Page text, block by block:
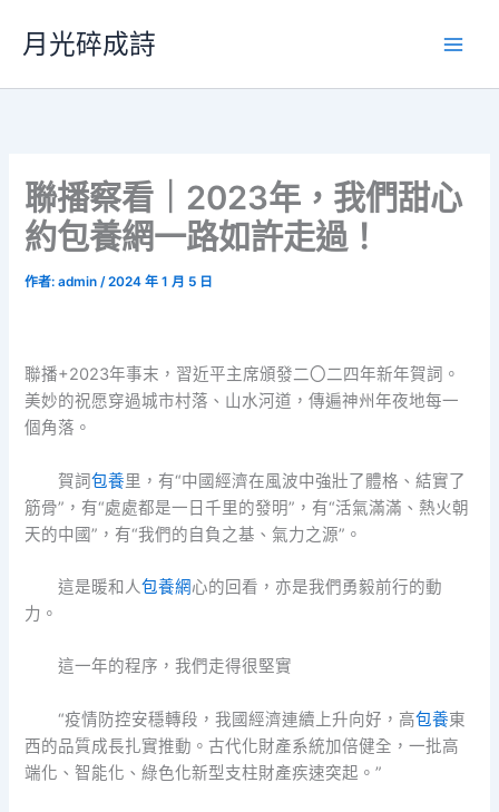
要
月光碎成詩
聯播察看｜2023年，我們甜心
約包養網一路如許走過！
作者:admin/2024 年 1 月 5 日
聯播+2023年事末，習近平主席頒發二〇二四年新年賀詞。
美妙的祝愿穿過城市村落、山水河道，傳遍神州年夜地每一
個角落。
賀詞包養里，有“中國經濟在風波中強壯了體格、結實了
筋骨”，有“處處都是一日千里的發明”，有“活氣滿滿、熱火朝
天的中國”，有“我們的自負之基、氣力之源”。
這是暖和人包養網心的回看，亦是我們勇毅前行的動
力。
這一年的程序，我們走得很堅實
“疫情防控安穩轉段，我國經濟連續上升向好，高包養東
西的品質成長扎實推動。古代化財產系統加倍健全，一批高
端化、智能化、綠色化新型支柱財產疾速突起。”